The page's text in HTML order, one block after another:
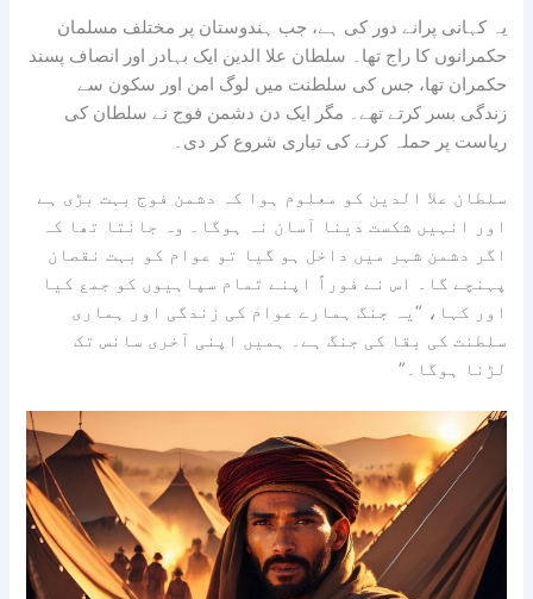
یہ کہانی پرانے دور کی ہے، جب ہندوستان پر مختلف مسلمان
حکمرانوں کا راج تھا۔ سلطان علا الدین ایک بہادر اور انصاف پسند
حکمران تھا، جس کی سلطنت میں لوگ امن اور سکون سے
زندگی بسر کرتے تھے۔ مگر ایک دن دشمن فوج نے سلطان کی
ریاست پر حملہ کرنے کی تیاری شروع کر دی۔
سلطان علا الدین کو معلوم ہوا کہ دشمن فوج بہت بڑی ہے
اور انہیں شکست دینا آسان نہ ہوگا۔ وہ جانتا تھا کہ
اگر دشمن شہر میں داخل ہو گیا تو عوام کو بہت نقصان
پہنچے گا۔ اس نے فوراً اپنے تمام سپاہیوں کو جمع کیا
اور کہا، “یہ جنگ ہمارے عوام کی زندگی اور ہماری
سلطنت کی بقا کی جنگ ہے۔ ہمیں اپنی آخری سانس تک
لڑنا ہوگا۔”